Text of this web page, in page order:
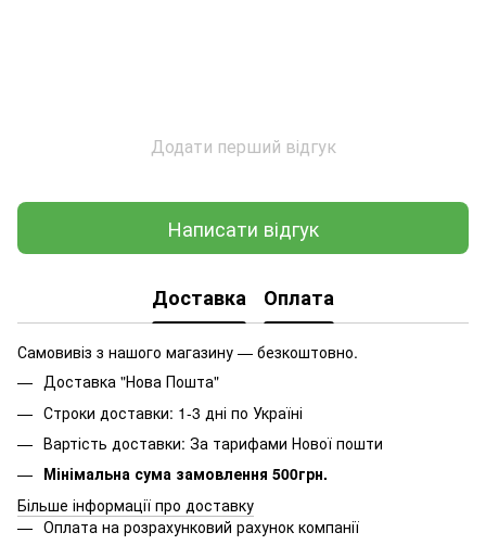
Додати перший відгук
Написати відгук
Доставка Оплата
Самовивіз з нашого магазину — безкоштовно.
Доставка "Нова Пошта"
Строки доставки: 1-3 дні по Україні
Вартість доставки: За тарифами Нової пошти
Мінімальна сума замовлення 500грн.
Більше інформації про доставку
Оплата на розрахунковий рахунок компанії